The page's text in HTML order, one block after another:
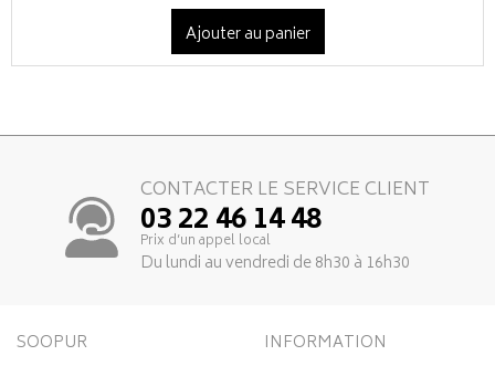
Ajouter au panier
CONTACTER LE SERVICE CLIENT
03 22 46 14 48
Prix d’un appel local
Du lundi au vendredi de 8h30 à 16h30
SOOPUR INFORMATION